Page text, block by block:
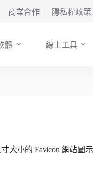
商業合作 隱私權政策
體 線上工具
大小的 Favicon 網站圖示